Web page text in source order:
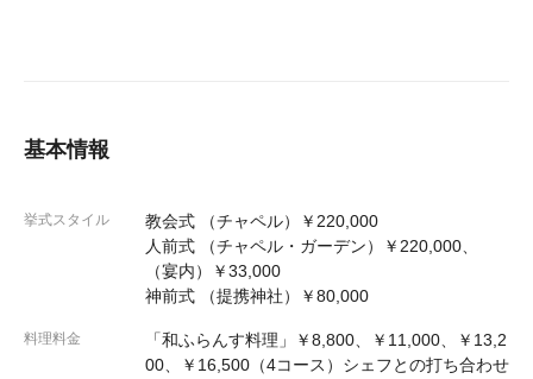
基本情報
挙式スタイル
教会式 （チャペル）￥220,000
人前式 （チャペル・ガーデン）￥220,000、
（宴内）￥33,000
神前式 （提携神社）￥80,000
料理料金
「和ふらんす料理」￥8,800、￥11,000、￥13,2
00、￥16,500（4コース）シェフとの打ち合わせ